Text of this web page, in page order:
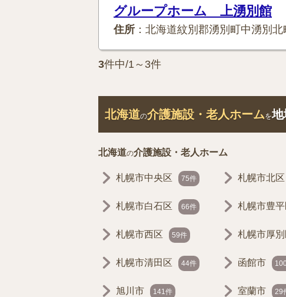
グループホーム 上湧別館
住所 ：北海道紋別郡湧別町中湧別北
3件中/1～3件
北海道の介護施設・老人ホームを地
北海道の介護施設・老人ホーム
札幌市中央区 75件 札幌市北区
札幌市白石区 66件 札幌市豊平
札幌市西区 59件 札幌市厚別
札幌市清田区 44件 函館市
旭川市 141件 室蘭市 29